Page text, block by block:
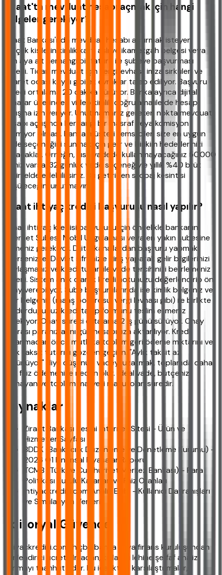
Ziraat'ta mevduat hesabı açmak için hangi
belgeler gerekiyor?
Ziraat Bankası'nda mevduat hesabı açtırmak isteyen
gerçek kişilerin kimlik kartı aslı ve ikametgah belgesi veya
son aya ait herhangi bir fatura ile şubeye başvurması
yeterli. Ticari mevduat için vergi levhası, imza sirküleri ve
ticaret odası kaydı gibi ek evraklar talep ediliyor. Başvuru
süreci ortalama 20 dakika sürüyor. Banka ayrıca dijital
kanallar üzerinden video kimlik doğrulama ile de hesap
açılışına izin veriyor. Unutmamanız gereken nokta mevduat
hesabı açılışında herhangi bir masraf veya komisyon
alınmıyor olması. Banka müşteri temsilcileri size en uygun
vade seçeneğini sunmak için gelir ve birikim hedeflerinizi
soracaklar. Örneğin, kısa vadede kullanmayacağınız 50.000
TL'niz varsa, 32 günlük vade seçeneğiyle yıllık %40 brüt
getiri elde edebilirsiniz. Bu getiriden stopaj kesintisi
düşüleceğini unutmayın.
Ziraat ihtiyaç kredisi başvurusu nasıl yapılır?
Ziraat ihtiyaç kredisi başvurusu için öncelikle bankanın
İnternet Şubesi, Mobil Uygulaması veya en yakın şubesine
gitmeniz gerekiyor. Dijital kanallardan başvuru yapmak
isterseniz, e-Devlet şifrenizle giriş yaparak gelir bilgilerinizi
paylaşmanız ve kredi tutarı ile vade tercihinizi belirlemeniz
yeterli. Sistem anlık olarak kredi notunuzu değerlendirip ön
onay verebiliyor. Şube başvurularında ise kimlik belgeniz ve
gelir belgeniz (maaş bordrosu, vergi levhası gibi) ile birlikte
doldurduğunuz kredi talep formunu teslim etmeniz
gerekiyor. Onay süreci ortalama 2 iş günü sürüyor. Onay
sonrası paranız aynı gün hesabınıza aktarılıyor. Kredi
kullanmadan önce mutlaka toplam geri ödeme miktarını ve
aylık taksit tutarını gözden geçirin. "Aylık taksit az
görünüyor" diye düşünüp vadeyi uzatmak, toplamda daha
çok faiz ödemenize neden olur. İdeal vade, bütçenizi
sıkmayan ve toplam maliyeti makul olan süredir.
Kaynaklar
Ziraat Bankası Resmi İnternet Sitesi - Ürün ve
Hizmetler Sayfası
BDDK (Bankacılık Düzenleme ve Denetleme Kurumu) -
2026 Q1 Finansal Piyasalar Raporu
TCMB (Türkiye Cumhuriyet Merkez Bankası) - Para
Politikası Kurulu Kararları ve Faiz Oranları
ihtiyackredisi.com Analiz Ekibi - Kullanıcı Davranışları
ve Simülasyon Verileri
Editoryal Güvence
ihtiyackredisi.com, hiçbir banka veya finans kuruluşundan
yönlendirici ücret almadan, kullanıcı lehine şeffaf analiz
sunmayı taahhüt eder. Bu içerikteki karşılaştırmalar,